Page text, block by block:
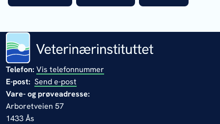
Telefon: Vis telefonnummer
E-post: Send e-post
Vare- og prøveadresse:
Arboretveien 57
1433 Ås